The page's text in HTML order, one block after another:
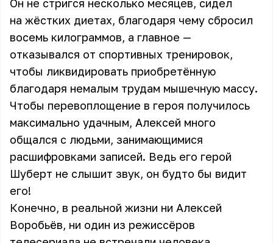
Он не стригся несколько месяцев, сидел
на жёстких диетах, благодаря чему сбросил
восемь килограммов, а главное —
отказывался от спортивных тренировок,
чтобы ликвидировать приобретённую
благодаря немалым трудам мышечную массу.
Чтобы перевоплощение в героя получилось
максимально удачным, Алексей много
общался с людьми, занимающимися
расшифровками записей. Ведь его герой
Шуберт не слышит звук, он будто бы видит
его!
Конечно, в реальной жизни ни Алексей
Воробьёв, ни один из режиссёров